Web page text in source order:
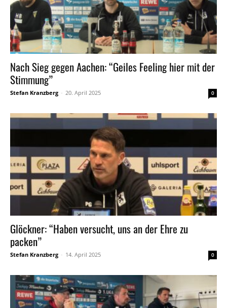
Nach Sieg gegen Aachen: “Geiles Feeling hier mit der
Stimmung”
Stefan Kranzberg - 20. April 2025 0
Glöckner: “Haben versucht, uns an der Ehre zu
packen”
Stefan Kranzberg - 14. April 2025 0